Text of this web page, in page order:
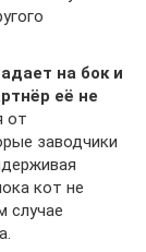
на бок и
её не
от
заводчики
кот не
случае